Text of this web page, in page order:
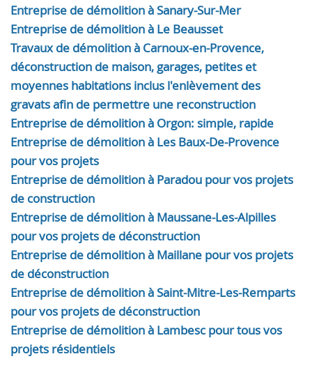
Entreprise de démolition à Sanary-Sur-Mer
Entreprise de démolition à Le Beausset
Travaux de démolition à Carnoux-en-Provence,
déconstruction de maison, garages, petites et
moyennes habitations inclus l'enlèvement des
gravats afin de permettre une reconstruction
Entreprise de démolition à Orgon: simple, rapide
Entreprise de démolition à Les Baux-De-Provence
pour vos projets
Entreprise de démolition à Paradou pour vos projets
de construction
Entreprise de démolition à Maussane-Les-Alpilles
pour vos projets de déconstruction
Entreprise de démolition à Maillane pour vos projets
de déconstruction
Entreprise de démolition à Saint-Mitre-Les-Remparts
pour vos projets de déconstruction
Entreprise de démolition à Lambesc pour tous vos
projets résidentiels